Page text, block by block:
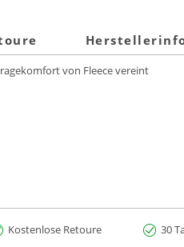
von Fleece vereint
Kostenlose Retoure 30